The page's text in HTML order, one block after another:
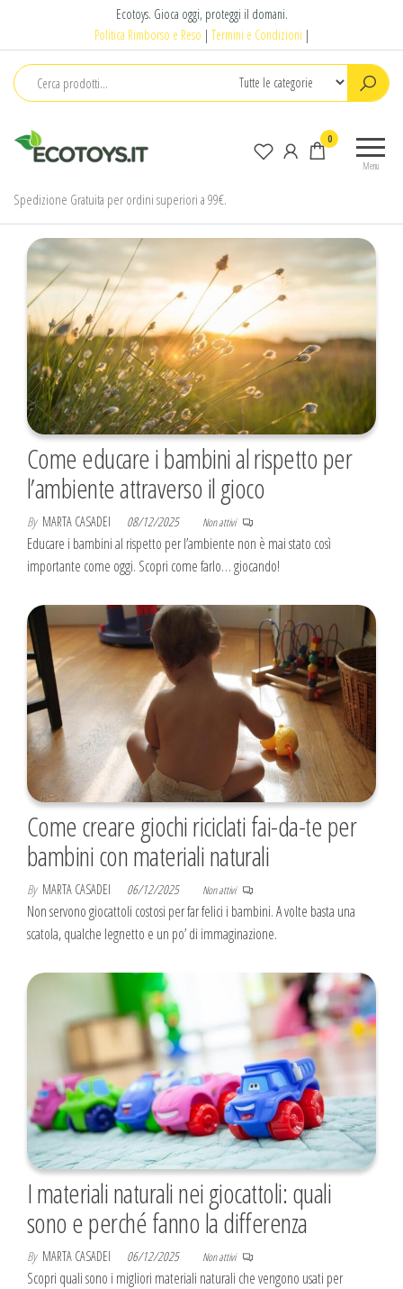
Ecotoys. Gioca oggi, proteggi il domani.
Politica Rimborso e Reso | Termini e Condizioni |
il
Menu
0
Spedizione Gratuita per ordini superiori a 99€.
Come educare i bambini al rispetto per
l’ambiente attraverso il gioco
By MARTA CASADEI 08/12/2025 Non attivi
Educare i bambini al rispetto per l’ambiente non è mai stato così
importante come oggi. Scopri come farlo… giocando!
Come creare giochi riciclati fai-da-te per
bambini con materiali naturali
By MARTA CASADEI 06/12/2025 Non attivi
Non servono giocattoli costosi per far felici i bambini. A volte basta una
scatola, qualche legnetto e un po’ di immaginazione.
I materiali naturali nei giocattoli: quali
sono e perché fanno la differenza
By MARTA CASADEI 06/12/2025 Non attivi
Scopri quali sono i migliori materiali naturali che vengono usati per